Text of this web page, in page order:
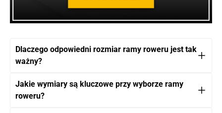
Dlaczego odpowiedni rozmiar ramy roweru jest tak
ważny?
Jakie wymiary są kluczowe przy wyborze ramy
roweru?